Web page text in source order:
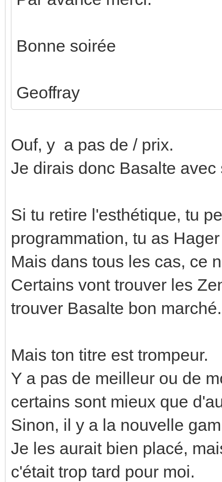
Bonne soirée
Geoffray
Ouf, y a pas de / prix.
Je dirais donc Basalte avec
Si tu retire l'esthétique, tu
programmation, tu as
Mais dans tous les cas, ce
Certains vont trouver les
trouver Basalte bon marché.
Mais ton titre est trompeur.
Y a pas de meilleur ou de
certains sont mieux que
Sinon, il y a la nouvelle
Je les aurait bien placé,
c'était trop tard pour moi.